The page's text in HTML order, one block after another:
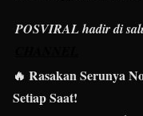
POSVIRAL hadir di
🔥 Rasakan Serunya
Setiap Saat!